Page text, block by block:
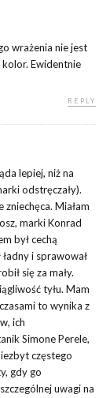
wrażenia nie jest
kolor. Ewidentnie
REPLY
lepiej, niż na
odstręczały).
Miałam
marki Konrad
był cechą
i sprawował
się za mały.
tyłu. Mam
to wynika z
ich
Simone Perele,
częstego
gdy go
uwagi na